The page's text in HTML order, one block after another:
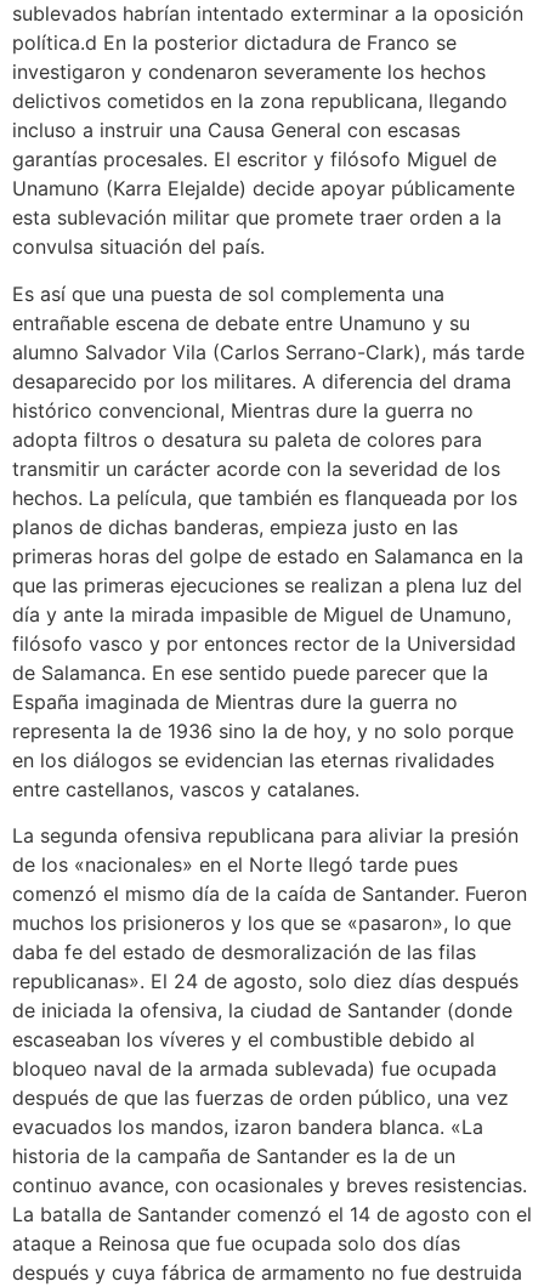
sublevados habrían intentado exterminar a la oposición
política.d​ En la posterior dictadura de Franco se
investigaron y condenaron severamente los hechos
delictivos cometidos en la zona republicana, llegando
incluso a instruir una Causa General con escasas
garantías procesales. El escritor y filósofo Miguel de
Unamuno (Karra Elejalde) decide apoyar públicamente
esta sublevación militar que promete traer orden a la
convulsa situación del país.
Es así que una puesta de sol complementa una
entrañable escena de debate entre Unamuno y su
alumno Salvador Vila (Carlos Serrano-Clark), más tarde
desaparecido por los militares. A diferencia del drama
histórico convencional, Mientras dure la guerra no
adopta filtros o desatura su paleta de colores para
transmitir un carácter acorde con la severidad de los
hechos. La película, que también es flanqueada por los
planos de dichas banderas, empieza justo en las
primeras horas del golpe de estado en Salamanca en la
que las primeras ejecuciones se realizan a plena luz del
día y ante la mirada impasible de Miguel de Unamuno,
filósofo vasco y por entonces rector de la Universidad
de Salamanca. En ese sentido puede parecer que la
España imaginada de Mientras dure la guerra no
representa la de 1936 sino la de hoy, y no solo porque
en los diálogos se evidencian las eternas rivalidades
entre castellanos, vascos y catalanes.
La segunda ofensiva republicana para aliviar la presión
de los «nacionales» en el Norte llegó tarde pues
comenzó el mismo día de la caída de Santander. Fueron
muchos los prisioneros y los que se «pasaron», lo que
daba fe del estado de desmoralización de las filas
republicanas».​ El 24 de agosto, solo diez días después
de iniciada la ofensiva, la ciudad de Santander (donde
escaseaban los víveres y el combustible debido al
bloqueo naval de la armada sublevada) fue ocupada
después de que las fuerzas de orden público, una vez
evacuados los mandos, izaron bandera blanca.​ «La
historia de la campaña de Santander es la de un
continuo avance, con ocasionales y breves resistencias.
La batalla de Santander comenzó el 14 de agosto con el
ataque a Reinosa que fue ocupada solo dos días
después y cuya fábrica de armamento no fue destruida